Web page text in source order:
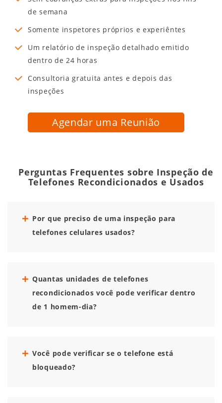
de semana
Somente inspetores próprios e experiêntes
Um relatório de inspeção detalhado emitido
dentro de 24 horas
Consultoria gratuita antes e depois das
inspeções
Agendar uma Reunião
Perguntas Frequentes sobre Inspeção de
Telefones Recondicionados e Usados
Por que preciso de uma inspeção para
telefones celulares usados?
Quantas unidades de telefones
recondicionados você pode verificar dentro
de 1 homem-dia?
Você pode verificar se o telefone está
bloqueado?